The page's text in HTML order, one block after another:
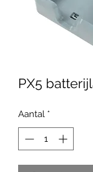
PX5
Aantal *